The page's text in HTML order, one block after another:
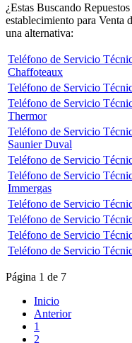
¿Estas Buscando
establecimiento para Venta
una alternativa:
Teléfono de Servicio
Chaffoteaux
Teléfono de Servicio
Teléfono de Servicio
Thermor
Teléfono de Servicio
Saunier Duval
Teléfono de Servicio
Teléfono de Servicio
Immergas
Teléfono de Servicio
Teléfono de Servicio
Teléfono de Servicio
Teléfono de Servicio
Página 1 de 7
Inicio
Anterior
1
2